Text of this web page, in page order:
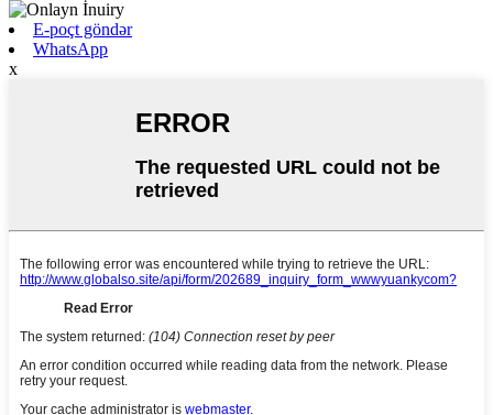
E-poçt göndər
WhatsApp
x